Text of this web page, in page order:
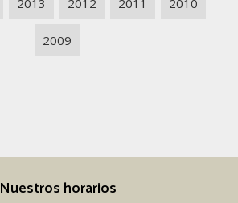
2013 2012 2011 2010
2009
Nuestros horarios